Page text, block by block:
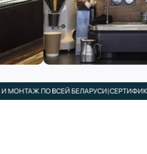
ПО ВСЕЙ БЕЛАРУСИ|СЕРТИФИКАТЫ